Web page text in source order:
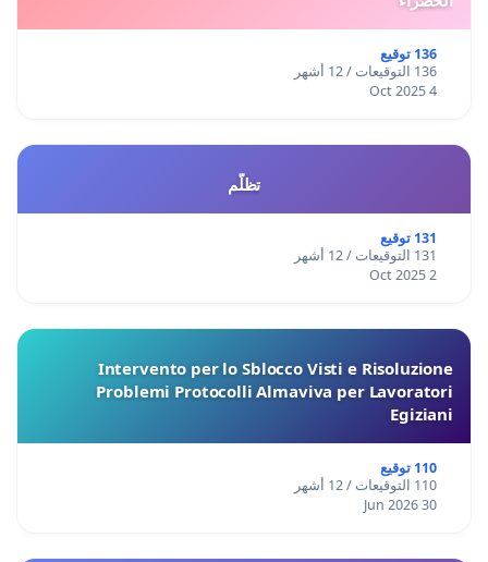
136 توقيع
136 التوقيعات / 12 أشهر
4 Oct 2025
تظلّم
131 توقيع
131 التوقيعات / 12 أشهر
2 Oct 2025
Intervento per lo Sblocco Visti e Risoluzione
Problemi Protocolli Almaviva per Lavoratori
Egiziani
110 توقيع
110 التوقيعات / 12 أشهر
30 Jun 2026